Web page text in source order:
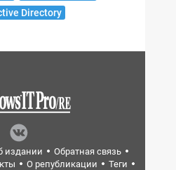
Directory
издании
Обратная связь
О републикации
Теги